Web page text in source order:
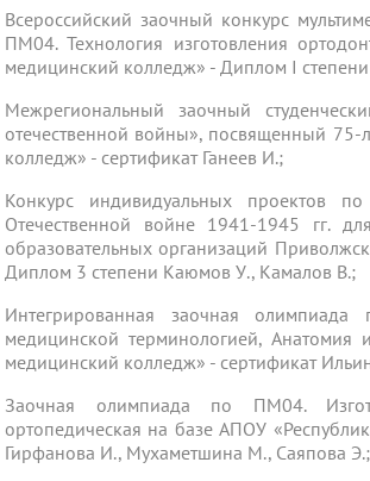
Всероссийский заочный конкурс
ПМ04. Технология изготовления
медицинский колледж» - Диплом I
Межрегиональный заочный
отечественной войны», посвященный
колледж» - сертификат Ганеев И.;
Конкурс индивидуальных проектов
Отечественной войне 1941-1945 гг.
образовательных организаций
Диплом 3 степени Каюмов У., Камалов В.;
Интегрированная заочная
медицинской терминологией,
медицинский колледж» - сертификат
Заочная олимпиада по ПМ04.
ортопедическая на базе АПОУ
Гирфанова И., Мухаметшина М., Саяпова Э.;